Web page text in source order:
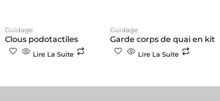
Guidage
Clous podotactiles
Lire La Suite
Guidage
Garde corps de quai en kit
Lire La Suite